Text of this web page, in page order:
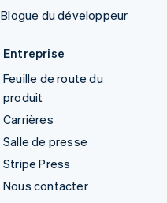
Blogue du développeur
Entreprise
Feuille de route du
produit
Carrières
Salle de presse
Stripe Press
Nous contacter